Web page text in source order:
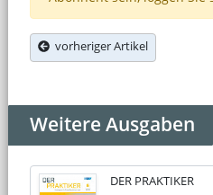
vorheriger Artikel
Weitere Ausgaben
DER PRAKTIKER